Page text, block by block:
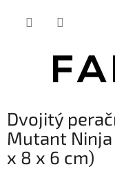
Dvojitý
Mutant Ninja
x 8 x 6 cm)